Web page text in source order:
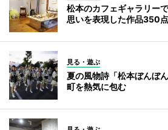
松本のカフェギャラリー
思いを表現した作品350点
見る・遊ぶ
夏の風物詩「松本ぼんぼ
町を熱気に包む